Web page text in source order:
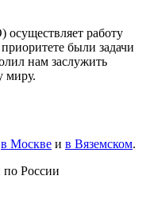
работу
были задачи
нам заслужить
миру.
в Москве и в Вяземском.
по России